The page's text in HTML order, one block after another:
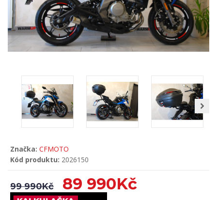
Značka: CFMOTO
Kód produktu: 2026150
99 990Kč 89 990Kč